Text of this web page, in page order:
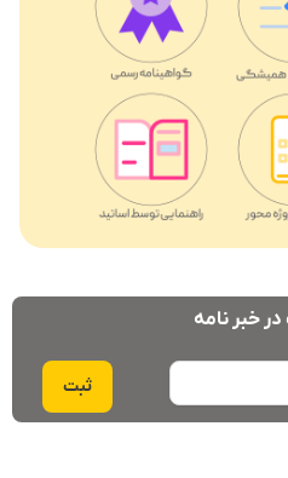
خبر نامه